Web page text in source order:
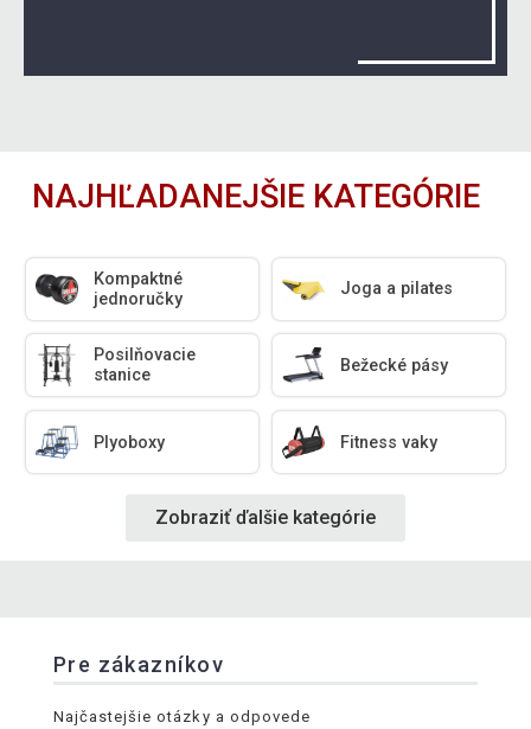
NAJHĽADANEJŠIE KATEGÓRIE
Kompaktné
jednoručky
Joga a pilates
Posilňovacie
stanice
Bežecké pásy
Plyoboxy Fitness vaky
Zobraziť ďalšie kategórie
Pre zákazníkov
Najčastejšie otázky a odpovede